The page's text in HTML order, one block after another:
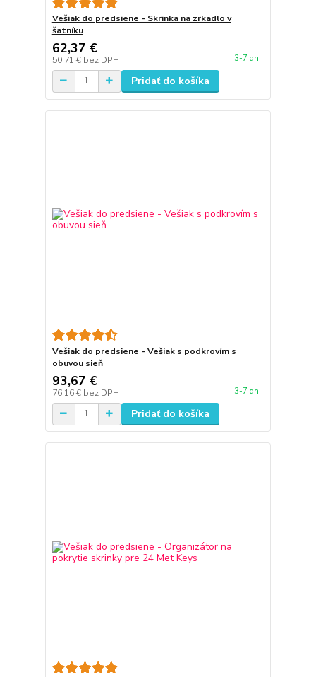
Vešiak do predsiene - Skrinka na zrkadlo v
šatníku
62,37 €
50,71 € bez DPH 3-7 dni
Pridať do košíka
Vešiak do predsiene - Vešiak s podkrovím s
obuvou sieň
93,67 €
76,16 € bez DPH 3-7 dni
Pridať do košíka